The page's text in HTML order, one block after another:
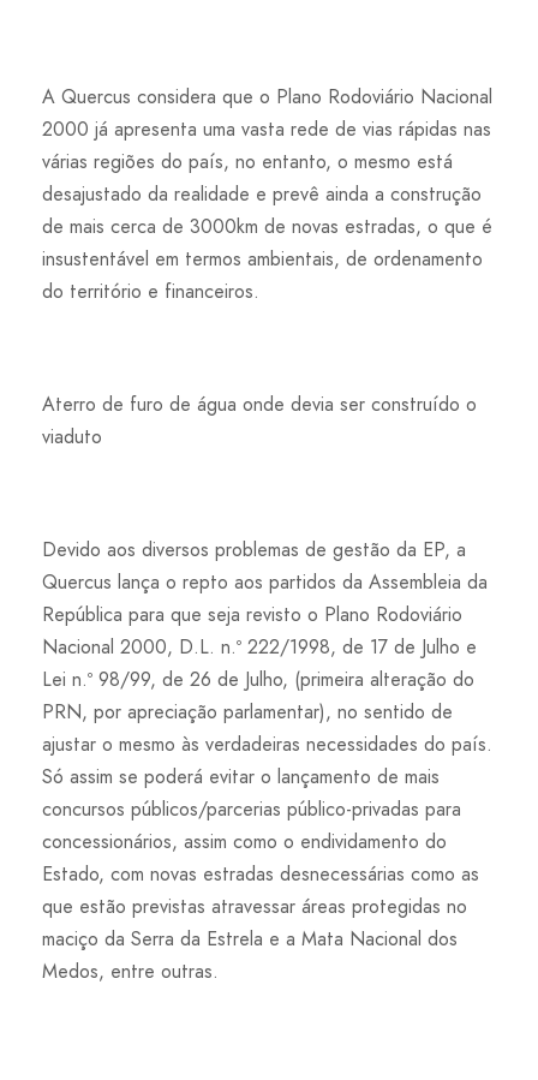
A Quercus considera que o Plano Rodoviário Nacional
2000 já apresenta uma vasta rede de vias rápidas nas
várias regiões do país, no entanto, o mesmo está
desajustado da realidade e prevê ainda a construção
de mais cerca de 3000km de novas estradas, o que é
insustentável em termos ambientais, de ordenamento
do território e financeiros.
Aterro de furo de água onde devia ser construído o
viaduto
Devido aos diversos problemas de gestão da EP, a
Quercus lança o repto aos partidos da Assembleia da
República para que seja revisto o Plano Rodoviário
Nacional 2000, D.L. n.º 222/1998, de 17 de Julho e
Lei n.º 98/99, de 26 de Julho, (primeira alteração do
PRN, por apreciação parlamentar), no sentido de
ajustar o mesmo às verdadeiras necessidades do país.
Só assim se poderá evitar o lançamento de mais
concursos públicos/parcerias público-privadas para
concessionários, assim como o endividamento do
Estado, com novas estradas desnecessárias como as
que estão previstas atravessar áreas protegidas no
maciço da Serra da Estrela e a Mata Nacional dos
Medos, entre outras.